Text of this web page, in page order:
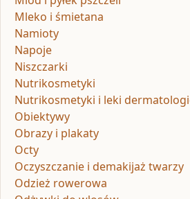
Mleko i śmietana
Namioty
Napoje
Niszczarki
Nutrikosmetyki
Nutrikosmetyki i leki
Obiektywy
Obrazy i plakaty
Octy
Oczyszczanie i demakijaż twarzy
Odzież rowerowa